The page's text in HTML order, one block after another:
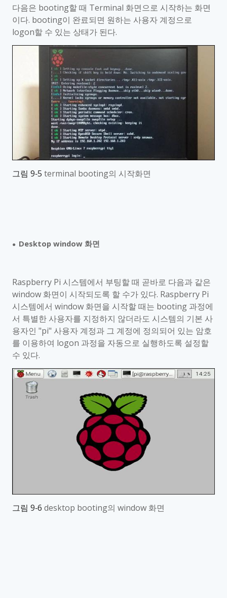
다음은 booting할 때 Terminal 화면으로 시작하는 화면
이다. booting이 완료되면 원하는 사용자 계정으로
logon할 수 있는 상태가 된다.
그림 9‑5 terminal booting의 시작화면
● Desktop window 화면
Raspberry Pi 시스템에서 부팅할 때 곧바로 다음과 같은
window 화면이 시작되도록 할 수가 있다. Raspberry Pi
시스템에서 window 화면을 시작할 때는 booting 과정에
서 특별한 사용자를 지정하지 않더라도 시스템의 기본 사
용자인 "pi" 사용자 계정과 그 계정에 정의되어 있는 암호
를 이용하여 logon 과정을 자동으로 실행하도록 설정할
수 있다.
그림 9‑6 desktop booting의 window 화면